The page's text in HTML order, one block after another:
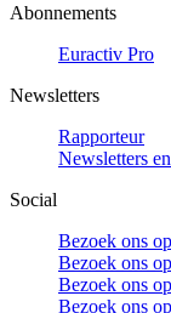
Abonnements
Euractiv Pro
Newsletters
Rapporteur
Newsletters
Social
Bezoek ons
Bezoek ons
Bezoek ons
Bezoek ons